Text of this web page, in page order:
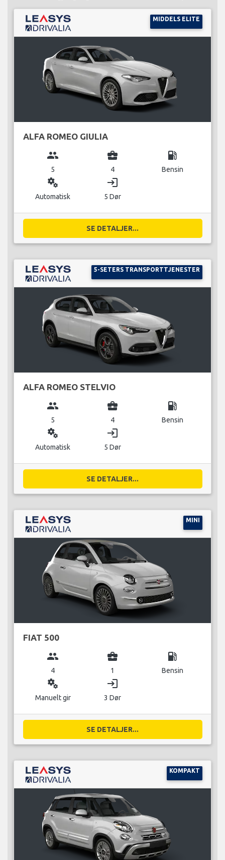
MIDDELS ELITE
ALFA ROMEO GIULIA
group
5
business_center
4
local_gas_station
Bensin
miscellaneous_services
Automatisk
login
5 Dør
SE DETALJER...
5-SETERS TRANSPORTTJENESTER
ALFA ROMEO STELVIO
group
5
business_center
4
local_gas_station
Bensin
miscellaneous_services
Automatisk
login
5 Dør
SE DETALJER...
MINI
FIAT 500
group
4
business_center
1
local_gas_station
Bensin
miscellaneous_services
Manuelt gir
login
3 Dør
SE DETALJER...
KOMPAKT